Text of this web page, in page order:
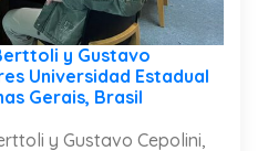
y Gustavo
Universidad Estadual
Gerais, Brasil
y Gustavo Cepolini,